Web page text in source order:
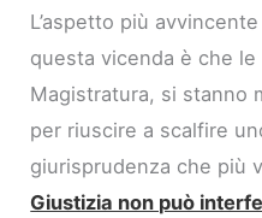
L’aspetto più
questa vicenda è che
Magistratura, si stanno
per riuscire a scalfire
giurisprudenza che più
Giustizia non può